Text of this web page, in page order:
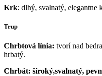
Krk: dlhý, svalnatý, elegantne
Trup
Chrbtová línia: tvorí nad
hrbatý.
Chrbát: široký,svalnatý,